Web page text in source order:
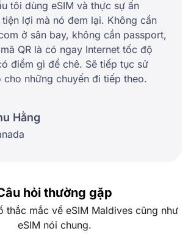
tôi dùng eSIM và thực sự ấn
lợi mà nó đem lại. Không cần
ở sân bay, không cần passport,
QR là có ngay Internet tốc độ
điểm gì để chê. Sẽ tiếp tục sử
cho những chuyến đi tiếp theo.
Hằng
hỏi thường gặp
thắc mắc về eSIM Maldives cũng như
eSIM nói chung.